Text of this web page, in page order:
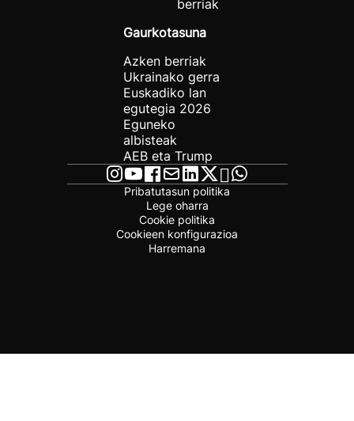
berriak
Gaurkotasuna
Azken berriak
Ukrainako gerra
Euskadiko lan
egutegia 2026
Eguneko
albisteak
AEB eta Trump
Pribatutasun politika
Lege oharra
Cookie politika
Cookieen konfigurazioa
Harremana